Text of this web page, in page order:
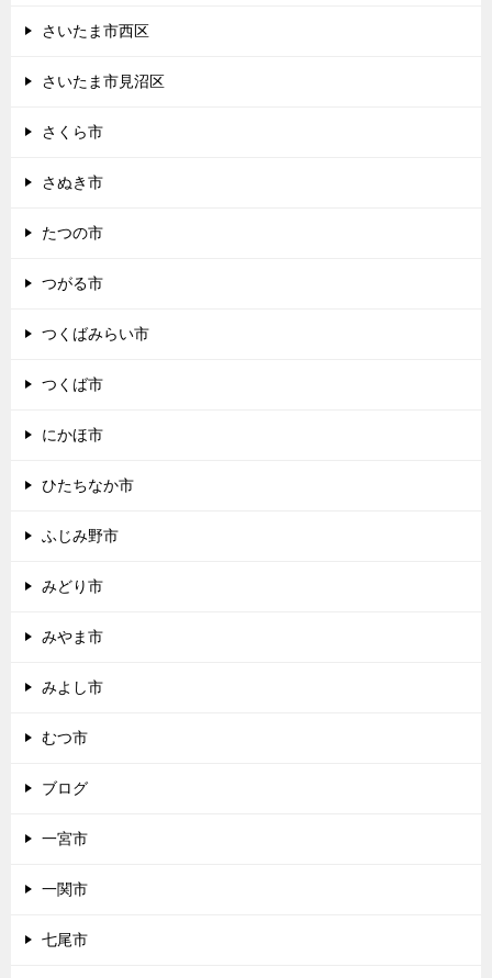
さいたま市西区
さいたま市見沼区
さくら市
さぬき市
たつの市
つがる市
つくばみらい市
つくば市
にかほ市
ひたちなか市
ふじみ野市
みどり市
みやま市
みよし市
むつ市
ブログ
一宮市
一関市
七尾市